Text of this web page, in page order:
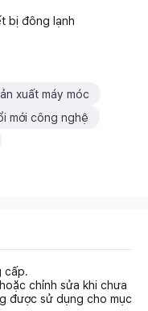
bị đông lạnh
xuất máy móc
mới công nghệ
cấp.
chỉnh sửa khi chưa
được sử dụng cho mục